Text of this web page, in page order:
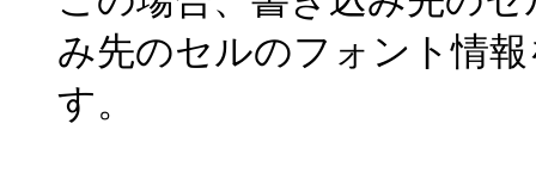
み先のセルのフォント情
す。